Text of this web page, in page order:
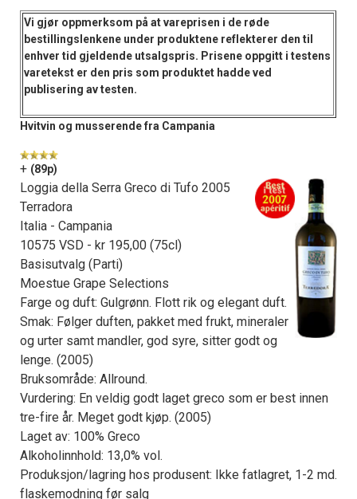
Vi gjør oppmerksom på at vareprisen i de røde
bestillingslenkene under produktene reflekterer den til
enhver tid gjeldende utsalgspris. Prisene oppgitt i testens
varetekst er den pris som produktet hadde ved
publisering av testen.
Hvitvin og musserende fra Campania
+ (89p)
Loggia della Serra Greco di Tufo 2005
Terradora
Italia - Campania
10575 VSD - kr 195,00 (75cl)
Basisutvalg (Parti)
Moestue Grape Selections
Farge og duft: Gulgrønn. Flott rik og elegant duft.
Smak: Følger duften, pakket med frukt, mineraler
og urter samt mandler, god syre, sitter godt og
lenge. (2005)
Bruksområde: Allround.
Vurdering: En veldig godt laget greco som er best innen
tre-fire år. Meget godt kjøp. (2005)
Laget av: 100% Greco
Alkoholinnhold: 13,0% vol.
Produksjon/lagring hos produsent: Ikke fatlagret, 1-2 md.
flaskemodning før salg